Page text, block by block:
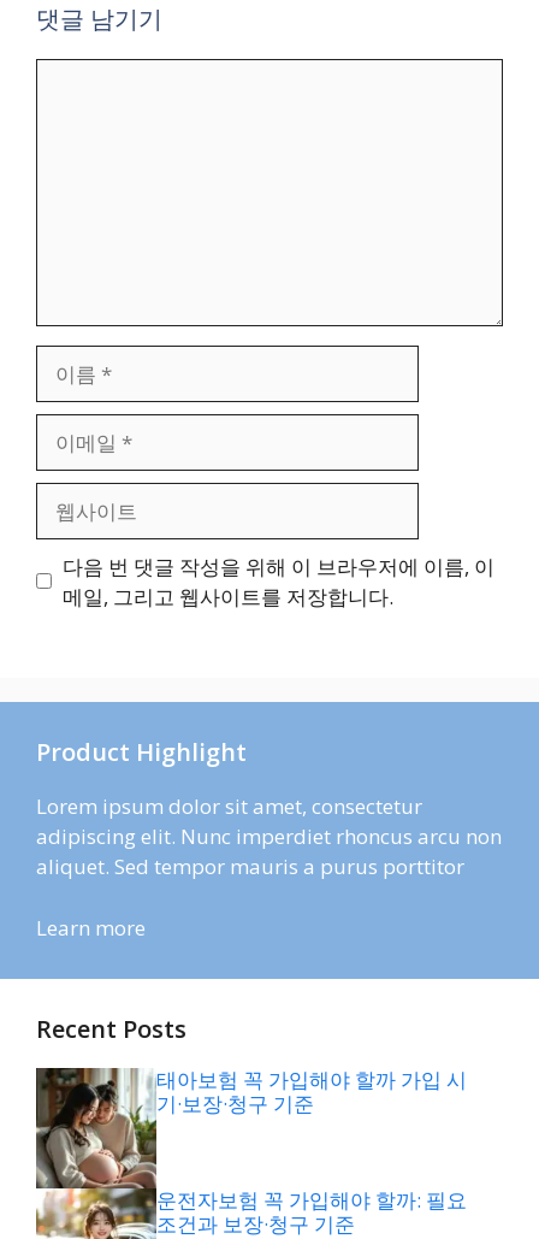
댓글 남기기
일
트
다음 번 댓글 작성을 위해 이 브라우저에 이름, 이
메일, 그리고 웹사이트를 저장합니다.
Product Highlight
Lorem ipsum dolor sit amet, consectetur
adipiscing elit. Nunc imperdiet rhoncus arcu non
aliquet. Sed tempor mauris a purus porttitor
Learn more
Recent Posts
태아보험 꼭 가입해야 할까 가입 시
기·보장·청구 기준
운전자보험 꼭 가입해야 할까: 필요
조건과 보장·청구 기준